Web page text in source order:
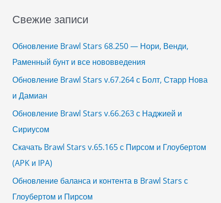
r
h
f
o
r
:
Свежие записи
Обновление Brawl Stars 68.250 — Нори, Венди,
Раменный бунт и все нововведения
Обновление Brawl Stars v.67.264 с Болт, Старр Нова
и Дамиан
Обновление Brawl Stars v.66.263 с Наджией и
Сириусом
Скачать Brawl Stars v.65.165 с Пирсом и Глоубертом
(APK и IPA)
Обновление баланса и контента в Brawl Stars с
Глоубертом и Пирсом